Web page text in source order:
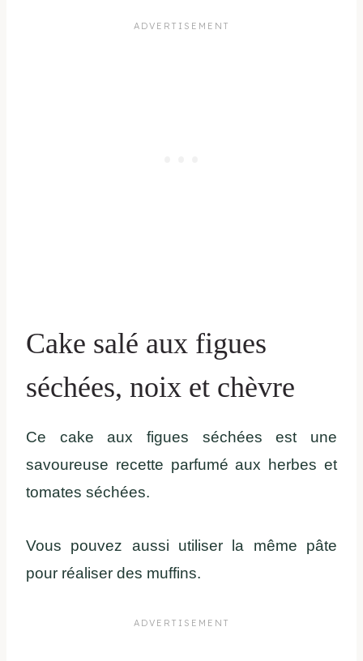
Cake salé aux figues
séchées, noix et chèvre
Ce cake aux figues séchées est une
savoureuse recette parfumé aux herbes et
tomates séchées.
Vous pouvez aussi utiliser la même pâte
pour réaliser des muffins.